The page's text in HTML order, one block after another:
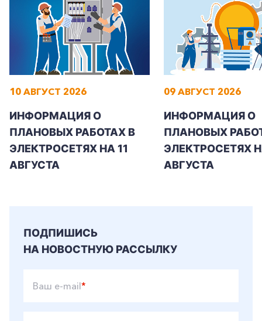
10 АВГУСТ 2026
ИНФОРМАЦИЯ О
ПЛАНОВЫХ РАБОТАХ В
ЭЛЕКТРОСЕТЯХ НА 11
АВГУСТА
09 АВГУСТ 2026
ИНФОРМАЦИЯ О
ПЛАНОВЫХ
ЭЛЕКТРОСЕТЯХ
АВГУСТА
ПОДПИШИСЬ
НА НОВОСТНУЮ РАССЫЛКУ
Ваш e-mail*